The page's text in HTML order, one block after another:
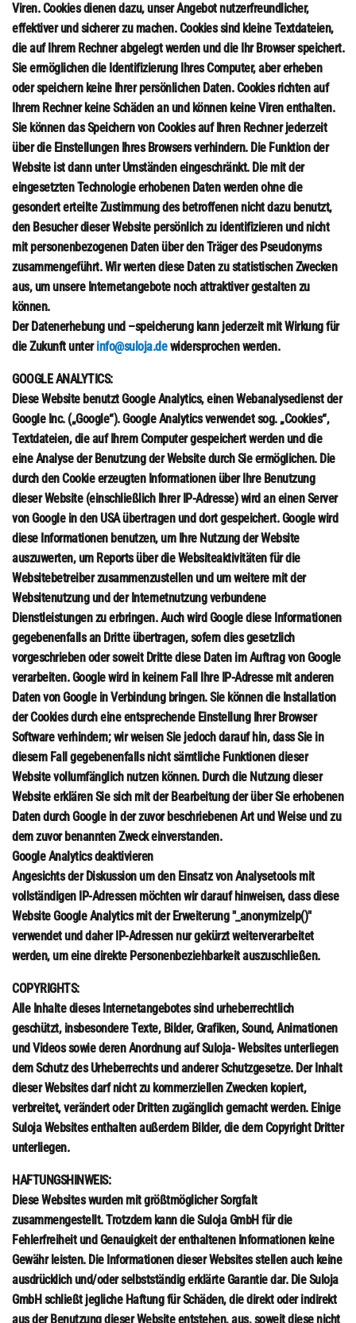
Viren. Cookies dienen dazu, unser Angebot nutzerfreundlicher,
effektiver und sicherer zu machen. Cookies sind kleine Textdateien,
die auf Ihrem Rechner abgelegt werden und die Ihr Browser speichert.
Sie ermöglichen die Identifizierung Ihres Computer, aber erheben
oder speichern keine Ihrer persönlichen Daten. Cookies richten auf
Ihrem Rechner keine Schäden an und können keine Viren enthalten.
Sie können das Speichern von Cookies auf Ihren Rechner jederzeit
über die Einstellungen Ihres Browsers verhindern. Die Funktion der
Website ist dann unter Umständen eingeschränkt. Die mit der
eingesetzten Technologie erhobenen Daten werden ohne die
gesondert erteilte Zustimmung des betroffenen nicht dazu benutzt,
den Besucher dieser Website persönlich zu identifizieren und nicht
mit personenbezogenen Daten über den Träger des Pseudonyms
zusammengeführt. Wir werten diese Daten zu statistischen Zwecken
aus, um unsere Internetangebote noch attraktiver gestalten zu
können.
Der Datenerhebung und –speicherung kann jederzeit mit Wirkung für
die Zukunft unterinfo@suloja.dewidersprochen werden.
GOOGLE ANALYTICS:
Diese Website benutzt Google Analytics, einen Webanalysedienst der
Google Inc. („Google“). Google Analytics verwendet sog. „Cookies“,
Textdateien, die auf Ihrem Computer gespeichert werden und die
eine Analyse der Benutzung der Website durch Sie ermöglichen. Die
durch den Cookie erzeugten Informationen über Ihre Benutzung
dieser Website (einschließlich Ihrer IP-Adresse) wird an einen Server
von Google in den USA übertragen und dort gespeichert. Google wird
diese Informationen benutzen, um Ihre Nutzung der Website
auszuwerten, um Reports über die Websiteaktivitäten für die
Websitebetreiber zusammenzustellen und um weitere mit der
Websitenutzung und der Internetnutzung verbundene
Dienstleistungen zu erbringen. Auch wird Google diese Informationen
gegebenenfalls an Dritte übertragen, sofern dies gesetzlich
vorgeschrieben oder soweit Dritte diese Daten im Auftrag von Google
verarbeiten. Google wird in keinem Fall Ihre IP-Adresse mit anderen
Daten von Google in Verbindung bringen. Sie können die Installation
der Cookies durch eine entsprechende Einstellung Ihrer Browser
Software verhindern; wir weisen Sie jedoch darauf hin, dass Sie in
diesem Fall gegebenenfalls nicht sämtliche Funktionen dieser
Website vollumfänglich nutzen können. Durch die Nutzung dieser
Website erklären Sie sich mit der Bearbeitung der über Sie erhobenen
Daten durch Google in der zuvor beschriebenen Art und Weise und zu
dem zuvor benannten Zweck einverstanden.
Google Analytics deaktivieren
Angesichts der Diskussion um den Einsatz von Analysetools mit
vollständigen IP-Adressen möchten wir darauf hinweisen, dass diese
Website Google Analytics mit der Erweiterung "_anonymizeIp()"
verwendet und daher IP-Adressen nur gekürzt weiterverarbeitet
werden, um eine direkte Personenbeziehbarkeit auszuschließen.
COPYRIGHTS:
Alle Inhalte dieses Internetangebotes sind urheberrechtlich
geschützt, insbesondere Texte, Bilder, Grafiken, Sound, Animationen
und Videos sowie deren Anordnung auf Suloja- Websites unterliegen
dem Schutz des Urheberrechts und anderer Schutzgesetze. Der Inhalt
dieser Websites darf nicht zu kommerziellen Zwecken kopiert,
verbreitet, verändert oder Dritten zugänglich gemacht werden. Einige
Suloja Websites enthalten außerdem Bilder, die dem Copyright Dritter
unterliegen.
HAFTUNGSHINWEIS:
Diese Websites wurden mit größtmöglicher Sorgfalt
zusammengestellt. Trotzdem kann die Suloja GmbH für die
Fehlerfreiheit und Genauigkeit der enthaltenen Informationen keine
Gewähr leisten. Die Informationen dieser Websites stellen auch keine
ausdrücklich und/oder selbstständig erklärte Garantie dar. Die Suloja
GmbH schließt jegliche Haftung für Schäden, die direkt oder indirekt
aus der Benutzung dieser Website entstehen, aus, soweit diese nicht